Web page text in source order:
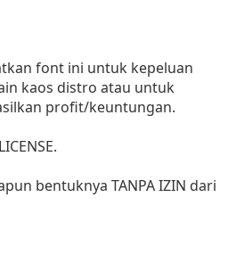
font ini untuk kepeluan
kaos distro atau untuk
profit/keuntungan.
bentuknya TANPA IZIN dari